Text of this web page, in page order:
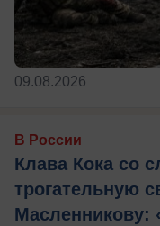
09.08.2026
В России
Клава Кока со
трогательную
Масленникову: